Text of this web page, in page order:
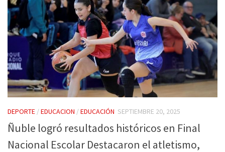
DEPORTE /EDUCACION /EDUCACIÓN SEPTIEMBRE 20, 2025
Ñuble logró resultados históricos en Final
Nacional Escolar Destacaron el atletismo,